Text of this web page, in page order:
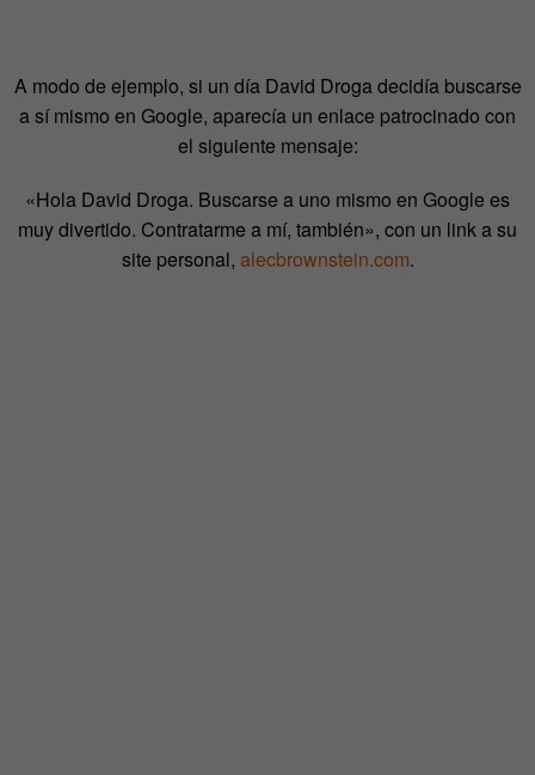
A modo de ejemplo, si un día David Droga decidía buscarse
a sí mismo en Google, aparecía un enlace patrocinado con
el siguiente mensaje:
«Hola David Droga. Buscarse a uno mismo en Google es
muy divertido. Contratarme a mí, también», con un link a su
site personal, alecbrownstein.com.